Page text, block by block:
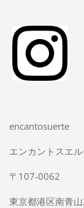
encantosuerte
エンカントスエ
〒107-0062
東京都港区南青